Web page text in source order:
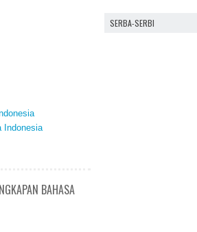
Indonesia
BAHASA
SERBA-SERBI